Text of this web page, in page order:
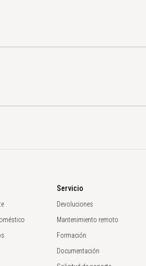
Servicio
Devoluciones
Mantenimiento remoto
Formación
Documentación